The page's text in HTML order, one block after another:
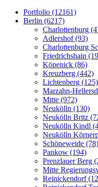
Portfolio (12161)
Berlin (6217)
Charlottenburg
Adlershof (93)
Charlottenburg
Friedrichshain
Köpenick (86)
Kreuzberg (442)
Lichtenberg (125)
Marzahn-
Mitte (972)
Neukölln (130)
Neukölln Britz
Neukölln Kindl
Neukölln
Schöneweide (78)
Pankow (194)
Prenzlauer Berg
Mitte
Reinickendorf